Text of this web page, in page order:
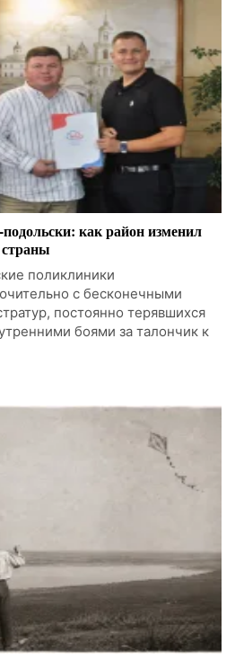
как район изменил
поликлиники
с бесконечными
постоянно терявшихся
боями за талончик к